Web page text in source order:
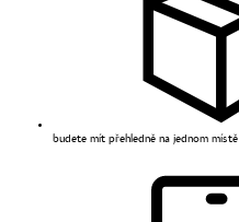
budete mít přehledně na jednom místě